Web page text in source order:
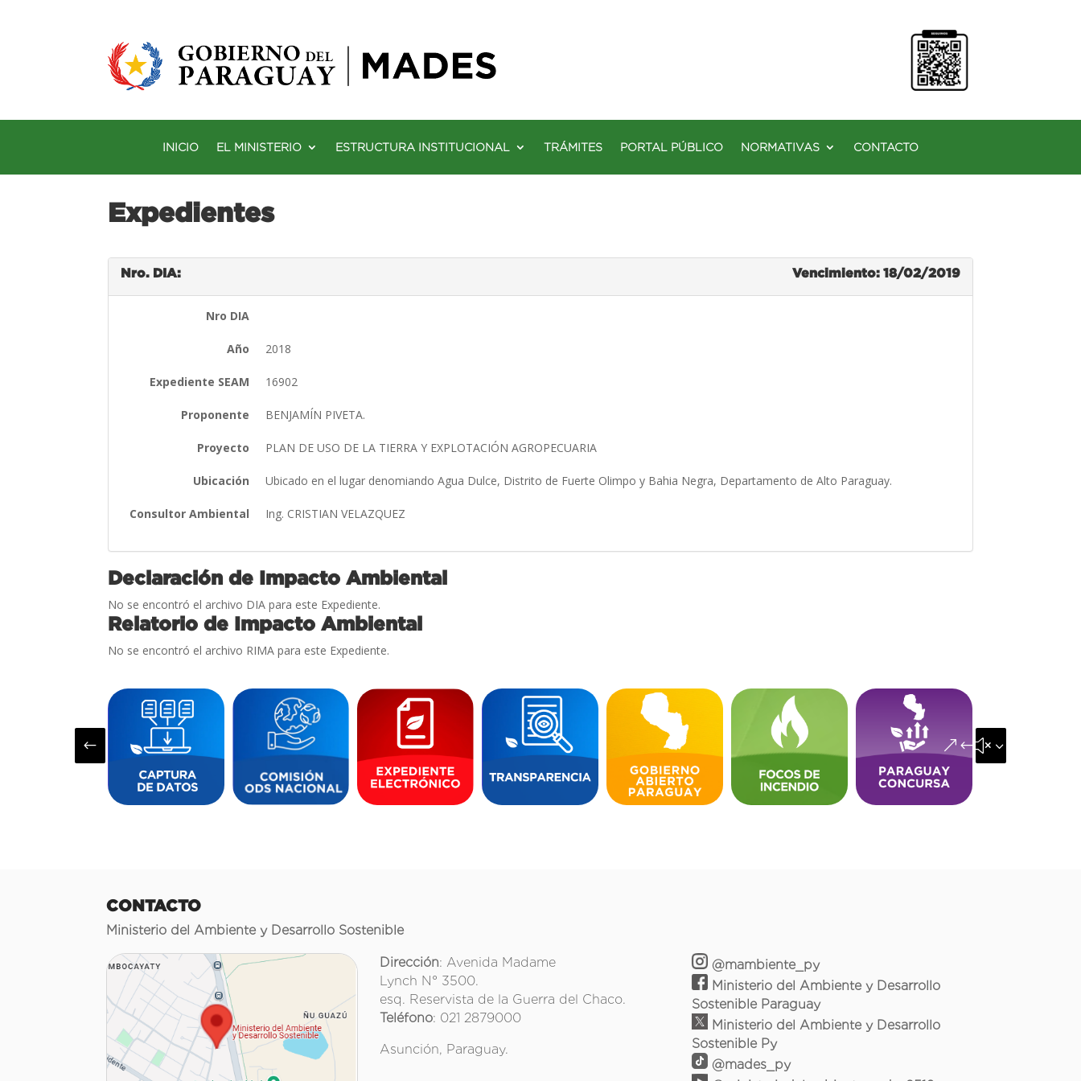
INICIO EL MINISTERIO ESTRUCTURA INSTITUCIONAL TRÁMITES PORTAL PÚBLICO NORMATIVAS CONTACTO
Expedientes
Nro. DIA: Vencimiento: 18/02/2019
Nro DIA
Año 2018
Expediente SEAM 16902
Proponente BENJAMÍN PIVETA.
Proyecto PLAN DE USO DE LA TIERRA Y EXPLOTACIÓN AGROPECUARIA
Ubicación Ubicado en el lugar denomiando Agua Dulce, Distrito de Fuerte Olimpo y Bahia Negra, Departamento de Alto Paraguay.
Consultor Ambiental Ing. CRISTIAN VELAZQUEZ
Declaración de Impacto Ambiental
No se encontró el archivo DIA para este Expediente.
Relatorio de Impacto Ambiental
No se encontró el archivo RIMA para este Expediente.
# &#x35;
CONTACTO
Ministerio del Ambiente y Desarrollo Sostenible
Dirección: Avenida Madame
Lynch N° 3500.
esq. Reservista de la Guerra del Chaco.
Teléfono: 021 2879000
Asunción, Paraguay.
@mambiente_py
Ministerio del Ambiente y Desarrollo
Sostenible Paraguay
Ministerio del Ambiente y Desarrollo
Sostenible Py
@mades_py